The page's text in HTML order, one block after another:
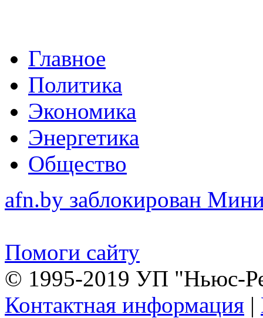
Главное
Политика
Экономика
Энергетика
Общество
afn.by заблокирован
Помоги сайту
© 1995-2019 УП "Ньюс-
Контактная информация |